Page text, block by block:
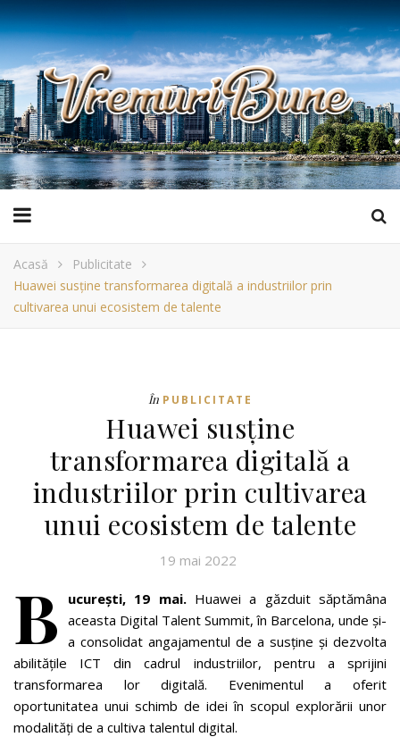
Acasă
Publicitate
Huawei susține transformarea digitală a industriilor prin
cultivarea unui ecosistem de talente
În PUBLICITATE
Huawei susține
transformarea digitală a
industriilor prin cultivarea
unui ecosistem de talente
19 mai 2022
B ucurești, 19 mai. Huawei a găzduit săptămâna
aceasta Digital Talent Summit, în Barcelona, ​​unde și-
a consolidat angajamentul de a susține și dezvolta
abilitățile ICT din cadrul industriilor, pentru a sprijini
transformarea lor digitală. Evenimentul a oferit
oportunitatea unui schimb de idei în scopul explorării unor
modalități de a cultiva talentul digital.